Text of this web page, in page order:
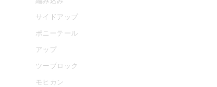
サイドアップ
ポニーテール
アップ
ツーブロック
モヒカン